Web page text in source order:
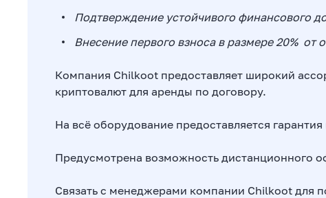
Подтверждение устойчивого финансового
Внесение первого взноса в размере 20% от
Компания Chilkoot предоставляет широкий
криптовалют для аренды по договору.
На всё оборудование предоставляется
Предусмотрена возможность дистанционного
Связать с менеджерами компании Chilkoot для